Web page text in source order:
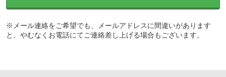
※メール連絡をご希望でも、メールアドレスに間違いがあります
と、やむなくお電話にてご連絡差し上げる場合もございます。